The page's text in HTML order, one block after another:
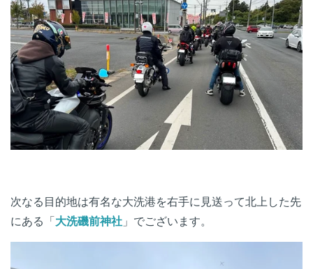
次なる目的地は有名な大洗港を右手に見送って北上した先
にある「大洗磯前神社 」でございます。